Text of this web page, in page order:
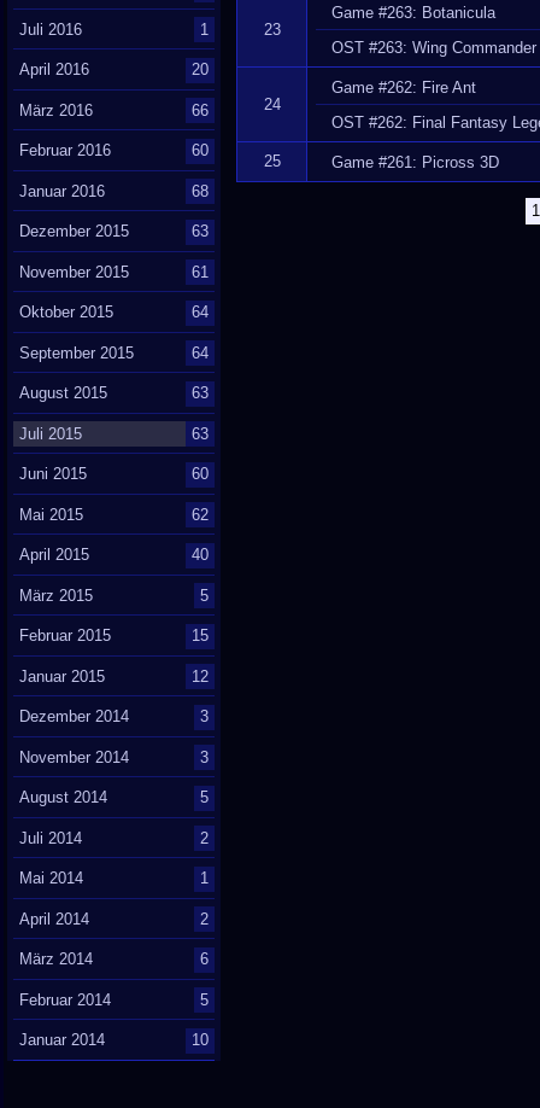
23
Game #263: Botanicula
OST #263: Wing
24
Game #262: Fire Ant
OST #262: Final Fantasy
25 Game #261: Picross 3D
1
Juli 2016 1
April 2016 20
März 2016 66
Februar 2016 60
Januar 2016 68
Dezember 2015 63
November 2015 61
Oktober 2015 64
September 2015 64
August 2015 63
Juli 2015 63
Juni 2015 60
Mai 2015 62
April 2015 40
März 2015 5
Februar 2015 15
Januar 2015 12
Dezember 2014 3
November 2014 3
August 2014 5
Juli 2014 2
Mai 2014 1
April 2014 2
März 2014 6
Februar 2014 5
Januar 2014 10